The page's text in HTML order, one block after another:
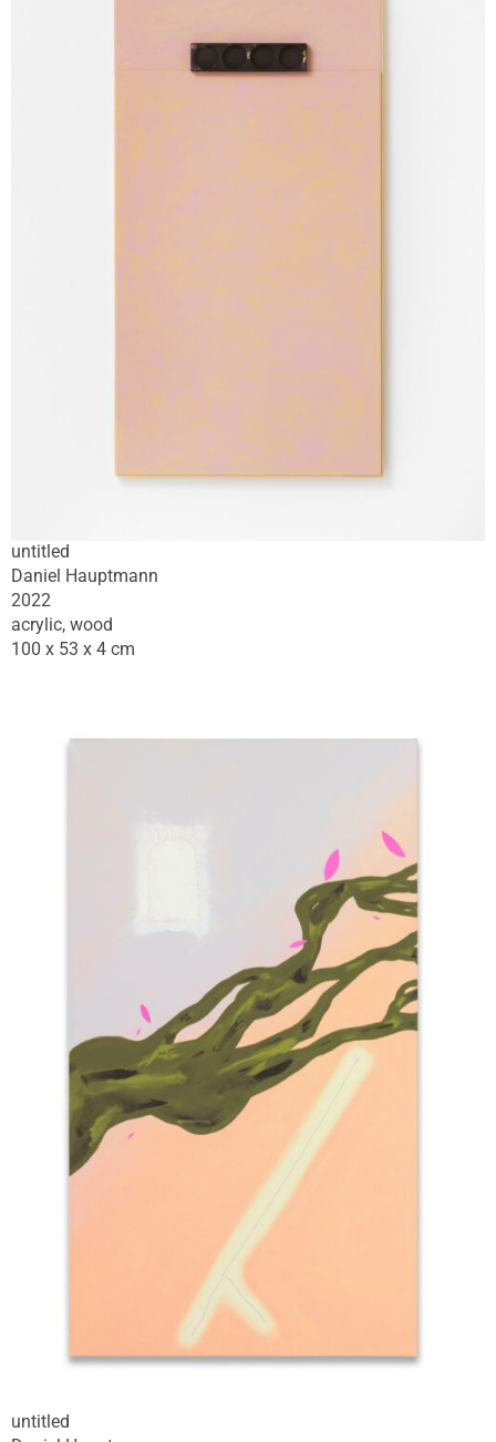
untitled
Daniel Hauptmann
2022
acrylic, wood
100 x 53 x 4 cm
untitled